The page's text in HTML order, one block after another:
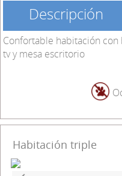
Descripción
Confortable habitación
tv y mesa escritorio
Habitación triple